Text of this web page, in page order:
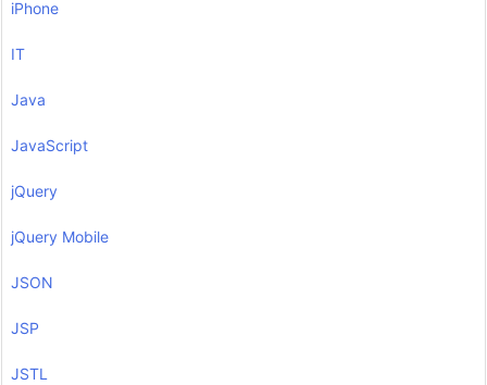
iPhone
IT
Java
JavaScript
jQuery
jQuery Mobile
JSON
JSP
JSTL